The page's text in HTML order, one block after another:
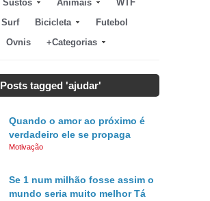
Sustos Animais
WTF
Surf Bicicleta
Futebol
Ovnis +Categorias
Posts tagged 'ajudar'
Quando o amor ao próximo é
verdadeiro ele se propaga
Motivação
Se 1 num milhão fosse assim o
mundo seria muito melhor Tá